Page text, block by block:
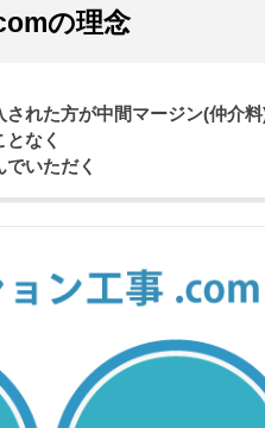
の理念
れた方が中間マージン(仲介
なく
いただく